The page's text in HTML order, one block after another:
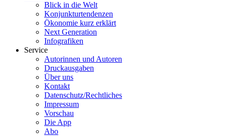
Blick in die Welt
Konjunkturtendenzen
Ökonomie kurz erklärt
Next Generation
Infografiken
Service
Autorinnen und Autoren
Druckausgaben
Über uns
Kontakt
Datenschutz/Rechtliches
Impressum
Vorschau
Die App
Abo